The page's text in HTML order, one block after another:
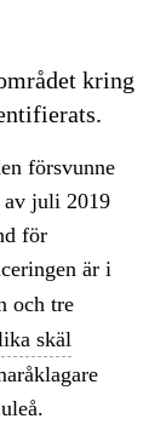
kring
försvunne
av juli 2019
för
är i
och tre
skäl